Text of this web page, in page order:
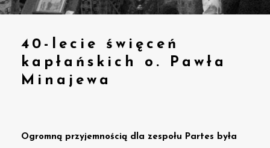
40-lecie święceń
kapłańskich o. Pawła
Minajewa
Ogromną przyjemnością dla zespołu Partes była